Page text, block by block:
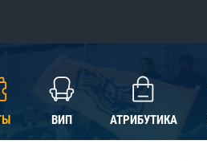
ВИП АТРИБУТИКА